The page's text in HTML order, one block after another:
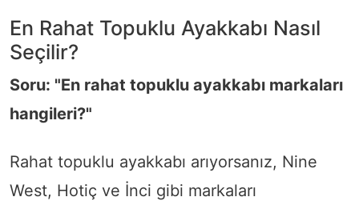
En Rahat Topuklu Ayakkabı Nasıl
Seçilir?
Soru: "En rahat topuklu ayakkabı markaları
hangileri?"
Rahat topuklu ayakkabı arıyorsanız, Nine
West, Hotiç ve İnci gibi markaları